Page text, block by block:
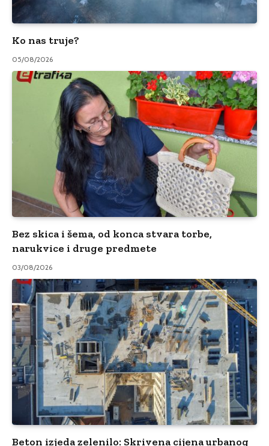
Ko nas truje?
05/08/2026
Bez skica i šema, od konca stvara torbe,
narukvice i druge predmete
03/08/2026
Beton izjeda zelenilo: Skrivena cijena urbanog